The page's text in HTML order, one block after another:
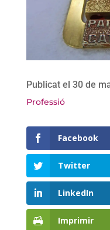
Publicat el 30 de
Professió
Facebook
Twitter
LinkedIn
Imprimir